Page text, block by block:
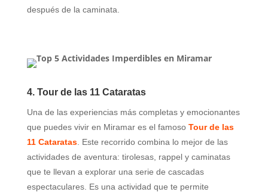
después de la caminata.
4. Tour de las 11 Cataratas
Una de las experiencias más completas y emocionantes
que puedes vivir en Miramar es el famoso Tour de las
11 Cataratas. Este recorrido combina lo mejor de las
actividades de aventura: tirolesas, rappel y caminatas
que te llevan a explorar una serie de cascadas
espectaculares. Es una actividad que te permite